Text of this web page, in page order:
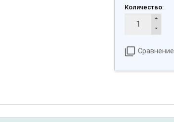
Количество:
Сравнение